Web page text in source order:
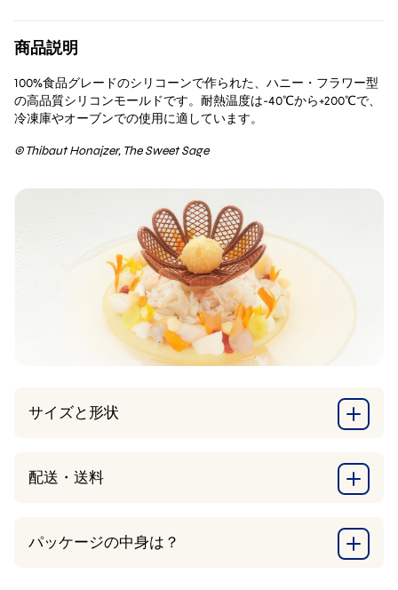
ボ
ー・
ホ
ナ
商品説明
100%食品グレードのシリコーンで作られた、ハニー・フラワー型
の高品質シリコンモールドです。耐熱温度は-40℃から+200℃で、
冷凍庫やオーブンでの使用に適しています。
© Thibaut Honajzer, The Sweet Sage
サイズと形状
配送・送料
パッケージの中身は？